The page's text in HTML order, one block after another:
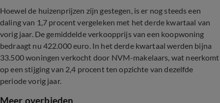
Hoewel de huizenprijzen zijn gestegen, is er nog steeds een
daling van 1,7 procent vergeleken met het derde kwartaal van
vorig jaar. De gemiddelde verkoopprijs van een koopwoning
bedraagt nu 422.000 euro. In het derde kwartaal werden bijna
33.500 woningen verkocht door NVM-makelaars, wat neerkomt
op een stijging van 2,4 procent ten opzichte van dezelfde
periode vorig jaar.
Meer overbieden